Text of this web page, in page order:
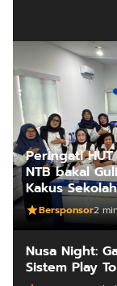
Peringati
NTB bakal
Kakus Sekolah
Bersponsor2
Nusa Night:
Sistem Play